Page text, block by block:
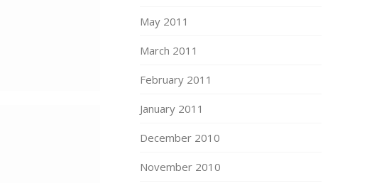
May 2011
March 2011
February 2011
January 2011
December 2010
November 2010